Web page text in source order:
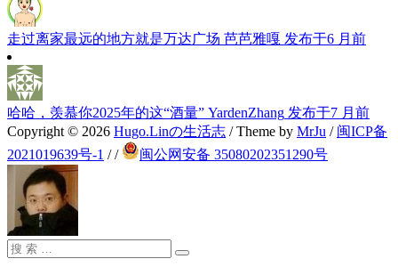
走过离家最远的地方就是万达广场 芭芭雅嘎 发布于6 月前
哈哈，羡慕你2025年的这“酒量” YardenZhang 发布于7 月前
Copyright © 2026 Hugo.Linの生活志 / Theme by MrJu / 闽ICP备
2021019639号-1 // 闽公网安备 35080202351290号
搜
搜